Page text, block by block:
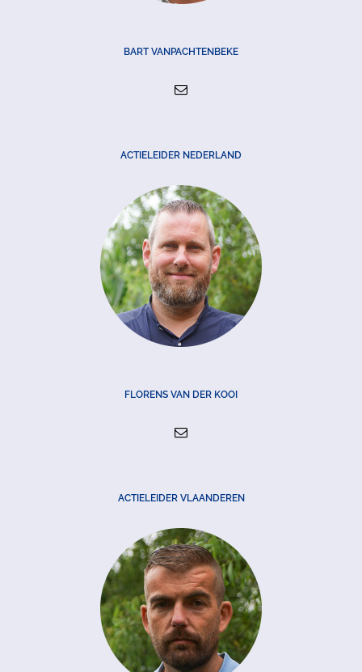
BART VANPACHTENBEKE
ACTIELEIDER NEDERLAND
FLORENS VAN DER KOOI
ACTIELEIDER VLAANDEREN